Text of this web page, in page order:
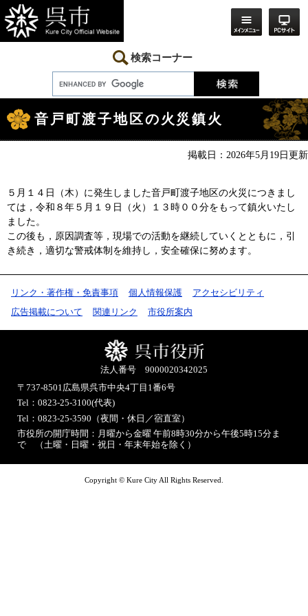
ー
ジ
の
ニ
ュ
ー
本
へ
検索コーナー
文
音戸町渡子地区の火災鎮火
掲載日：2026年5月19日更新
５月１４日（木）に発生しました音戸町渡子地区の火災につきまし
ては，令和８年５月１９日（火）１３時００分をもって鎮火いたし
ました。
この後も，原因調査等，現場での活動を継続していくとともに，引
き続き，適切な警戒体制を維持し，安全確保に努めます。
リンク・著作権・免責事項 個人情報保護
アクセシビリティ
広告掲載について
関連リンク 市役所案内
法人番号 9000020342025
〒737-8501広島県呉市中央4丁目1番6号
Tel：0823-25-3100(代表)
Tel：0823-25-3590（夜間・休日／宿直室）
市役所の開庁時間：月曜から金曜 午前8時30分から午後5時15分ま
で （土曜・日曜・祝日・年末年始を除く）
Copyright © Kure City All Rights Reserved.